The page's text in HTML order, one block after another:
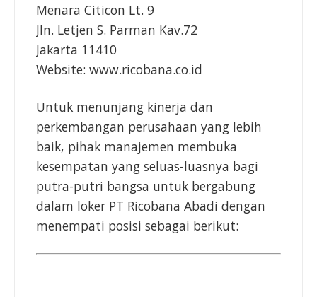
Menara Citicon Lt. 9
Jln. Letjen S. Parman Kav.72
Jakarta 11410
Website: www.ricobana.co.id
Untuk menunjang kinerja dan
perkembangan perusahaan yang lebih
baik, pihak manajemen membuka
kesempatan yang seluas-luasnya bagi
putra-putri bangsa untuk bergabung
dalam loker PT Ricobana Abadi dengan
menempati posisi sebagai berikut: